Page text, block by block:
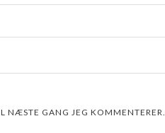
NÆSTE GANG JEG KOMMENTERER.